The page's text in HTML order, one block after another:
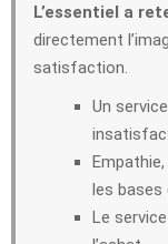
L’essentiel a
directement
satisfaction.
Un
les bases
Le